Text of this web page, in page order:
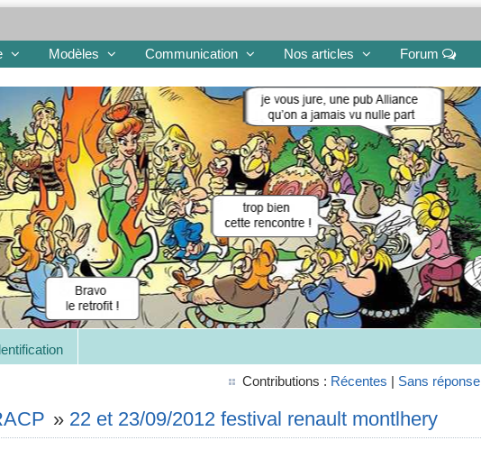
Modèles Communication Nos articles Forum
Contributions : Récentes | Sans réponse
» 22 et 23/09/2012 festival renault montlhery